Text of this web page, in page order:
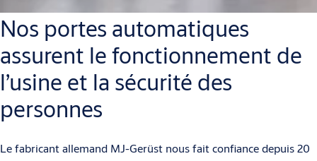
Nos portes automatiques
assurent le fonctionnement de
l’usine et la sécurité des
personnes
Le fabricant allemand MJ-Gerüst nous fait confiance depuis 20